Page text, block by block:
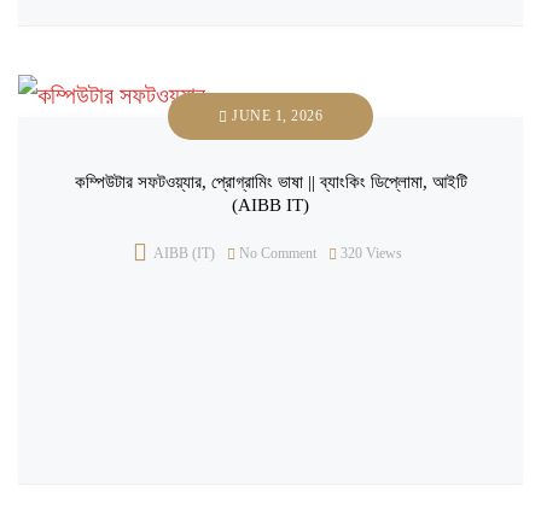
JUNE 1, 2026
কম্পিউটার সফটওয়্যার, প্রোগ্রামিং ভাষা || ব্যাংকিং ডিপ্লোমা, আইটি
(AIBB IT)
AIBB (IT) No Comment 320 Views